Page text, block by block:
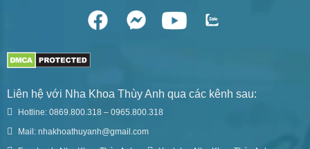
Liên hệ với Nha Khoa Thùy Anh qua các kênh sau:
Hotline: 0869.800.318 – 0965.800.318
Mail: nhakhoathuyanh@gmail.com